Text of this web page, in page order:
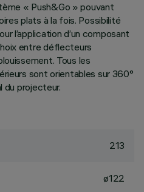
« Push&Go » pouvant
plats à la fois. Possibilité
l’application d’un composant
entre déflecteurs
Tous les
sont orientables sur 360°
du projecteur.
213
ø122